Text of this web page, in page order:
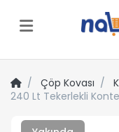
Menü
Çöp Kovası
240 Lt Tekerlekli